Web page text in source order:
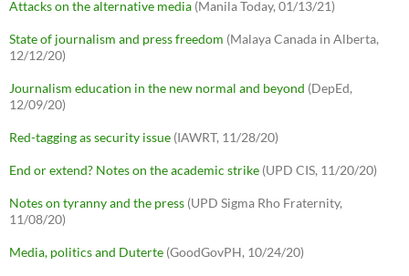
Attacks on the alternative media (Manila Today, 01/13/21)
State of journalism and press freedom (Malaya Canada in Alberta,
12/12/20)
Journalism education in the new normal and beyond (DepEd,
12/09/20)
Red-tagging as security issue (IAWRT, 11/28/20)
End or extend? Notes on the academic strike (UPD CIS, 11/20/20)
Notes on tyranny and the press (UPD Sigma Rho Fraternity,
11/08/20)
Media, politics and Duterte (GoodGovPH, 10/24/20)